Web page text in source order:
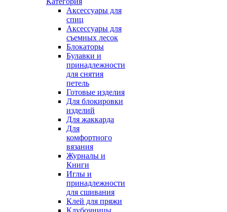
Аксессуары для
спиц
Аксессуары для
съемных лесок
Блокаторы
Булавки и
принадлежности
для снятия
петель
Готовые изделия
Для блокировки
изделий
Для жаккарда
Для
комфортного
вязания
Журналы и
Книги
Иглы и
принадлежности
для сшивания
Клей для пряжи
Клубочницы